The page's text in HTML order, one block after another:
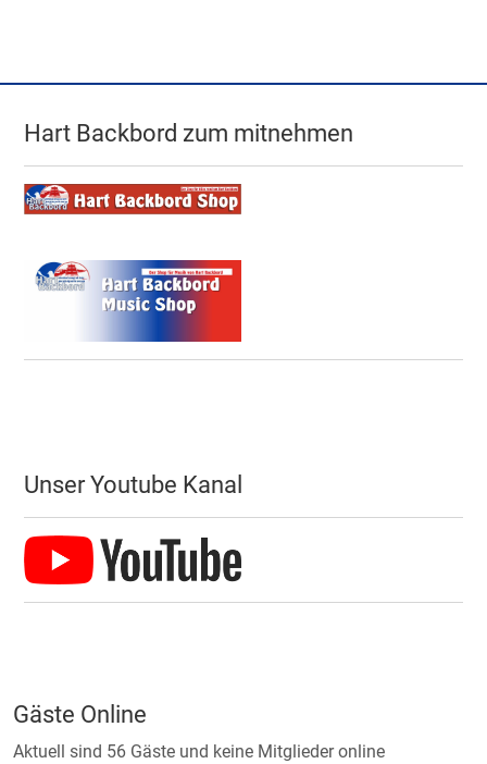
Hart Backbord zum mitnehmen
Unser Youtube Kanal
Gäste Online
Aktuell sind 56 Gäste und keine Mitglieder online